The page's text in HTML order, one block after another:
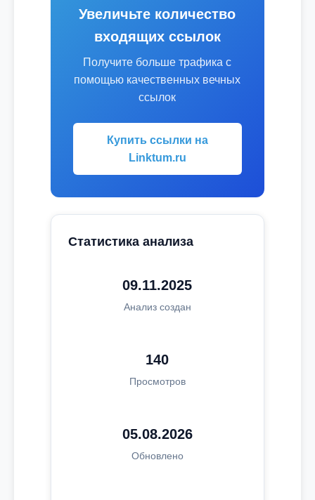
Увеличьте количество
входящих ссылок
Получите больше трафика с
помощью качественных вечных
ссылок
Купить ссылки на
Linktum.ru
Статистика анализа
09.11.2025
Анализ создан
140
Просмотров
05.08.2026
Обновлено